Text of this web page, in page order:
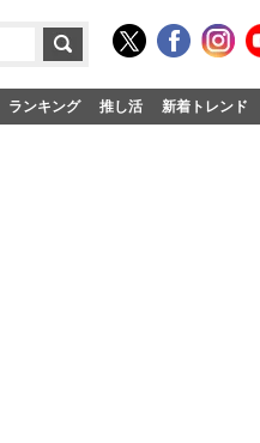
ランキング 推し活 新着トレンド